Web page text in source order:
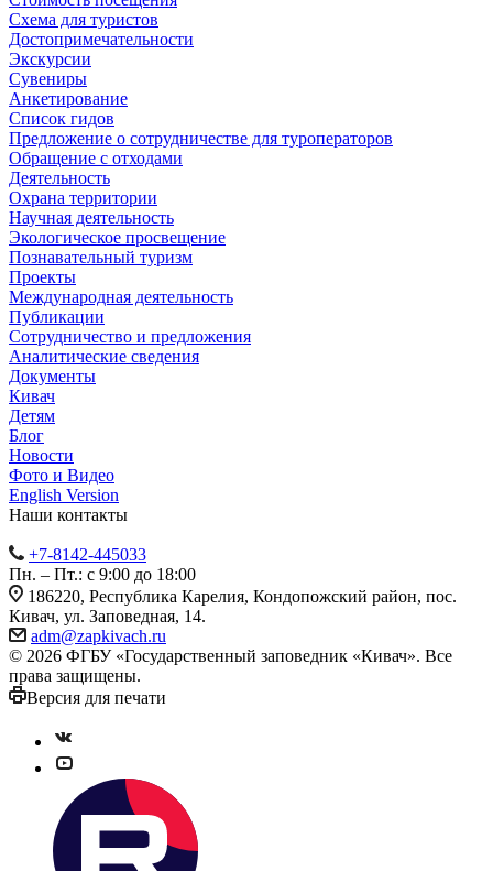
Схема для туристов
Достопримечательности
Экскурсии
Сувениры
Анкетирование
Список гидов
Предложение о сотрудничестве для туроператоров
Обращение с отходами
Деятельность
Охрана территории
Научная деятельность
Экологическое просвещение
Познавательный туризм
Проекты
Международная деятельность
Публикации
Сотрудничество и предложения
Аналитические сведения
Документы
Кивач
Детям
Блог
Новости
Фото и Видео
English Version
Наши контакты
+7-8142-445033
Пн. – Пт.: с 9:00 до 18:00
186220, Республика Карелия, Кондопожский район, пос.
Кивач, ул. Заповедная, 14.
adm@zapkivach.ru
© 2026 ФГБУ «Государственный заповедник «Кивач». Все
права защищены.
Версия для печати